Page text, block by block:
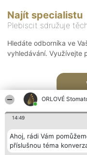
ORLOVÉ
14:49
Ahoj, rádi Vám
příslušnou téma
Najít specialistu
Plebiscit sdružuje
Hledáte odborníka ve
vyhledávání. Využívejte